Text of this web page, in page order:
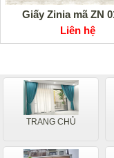
Giấy Zinia mã ZN
Liên hệ
TRANG CHỦ